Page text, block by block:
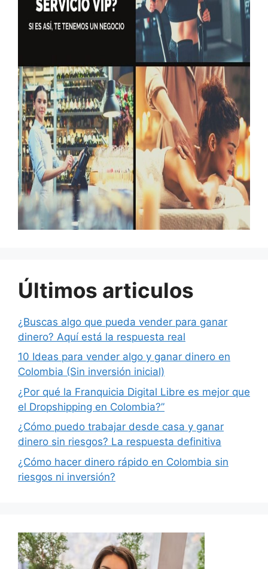
Últimos articulos
¿Buscas algo que pueda vender para ganar
dinero? Aquí está la respuesta real
10 Ideas para vender algo y ganar dinero en
Colombia (Sin inversión inicial)
¿Por qué la Franquicia Digital Libre es mejor que
el Dropshipping en Colombia?”
¿Cómo puedo trabajar desde casa y ganar
dinero sin riesgos? La respuesta definitiva
¿Cómo hacer dinero rápido en Colombia sin
riesgos ni inversión?